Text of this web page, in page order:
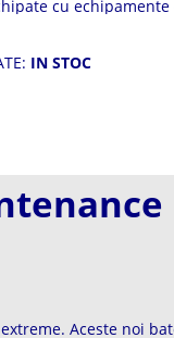
cu echipamente
Curent de
IN STOC
Aceste noi